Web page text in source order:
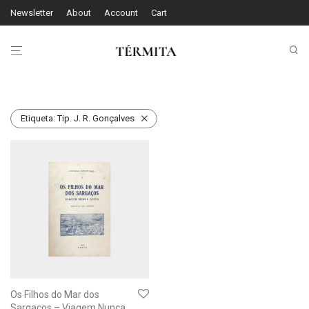
Newsletter About Account Cart
Etiqueta:Tip. J. R. Gonçalves
Os Filhos do Mar dos